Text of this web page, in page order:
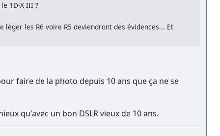
1D-X III ?
les R6 voire R5 deviendront des évidences... Et
faire de la photo depuis 10 ans que ça ne se
qu'avec un bon DSLR vieux de 10 ans.